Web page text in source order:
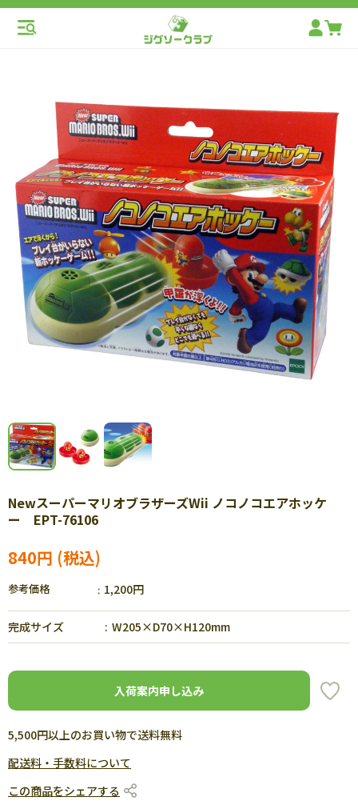
NewスーパーマリオブラザーズWii ノコノコエアホッケ
ー EPT-76106
840円
参考価格 1,200円
完成サイズ W205×D70×H120mm
入荷案内申し込み
5,500円以上のお買い物で送料無料
配送料・手数料について
この商品をシェアする